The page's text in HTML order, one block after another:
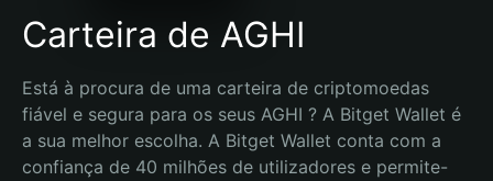
Carteira de AGHI
Está à procura de uma carteira de criptomoedas
fiável e segura para os seus AGHI ? A Bitget Wallet é
a sua melhor escolha. A Bitget Wallet conta com a
confiança de 40 milhões de utilizadores e permite-